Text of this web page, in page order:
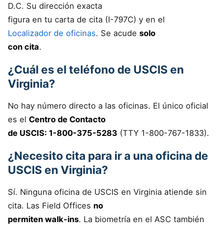
D.C. Su dirección exacta
figura en tu carta de cita (I-797C) y en el
Localizador de oficinas. Se acude solo
con cita.
¿Cuál es el teléfono de USCIS en
Virginia?
No hay número directo a las oficinas. El único oficial
es el Centro de Contacto
de USCIS: 1-800-375-5283 (TTY 1-800-767-1833).
¿Necesito cita para ir a una oficina de
USCIS en Virginia?
Sí. Ninguna oficina de USCIS en Virginia atiende sin
cita. Las Field Offices no
permiten walk-ins. La biometría en el ASC también